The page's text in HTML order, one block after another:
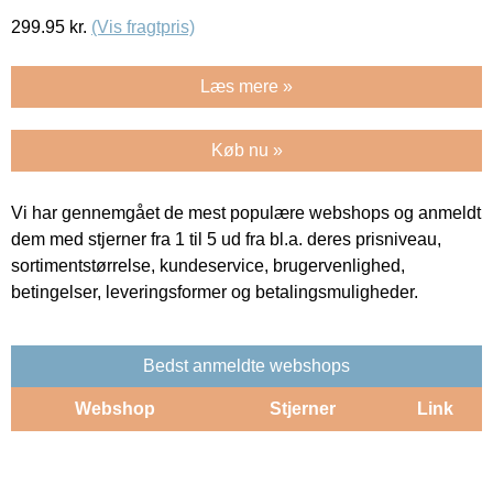
299.95 kr. (Vis fragtpris)
Læs mere »
Køb nu »
Vi har gennemgået de mest populære webshops og anmeldt
dem med stjerner fra 1 til 5 ud fra bl.a. deres prisniveau,
sortimentstørrelse, kundeservice, brugervenlighed,
betingelser, leveringsformer og betalingsmuligheder.
Bedst anmeldte webshops
Webshop Stjerner Link